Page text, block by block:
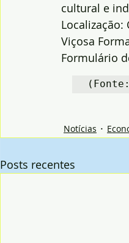
cultural e
Localização:
Viçosa
Formulário
Notícias
Posts recentes